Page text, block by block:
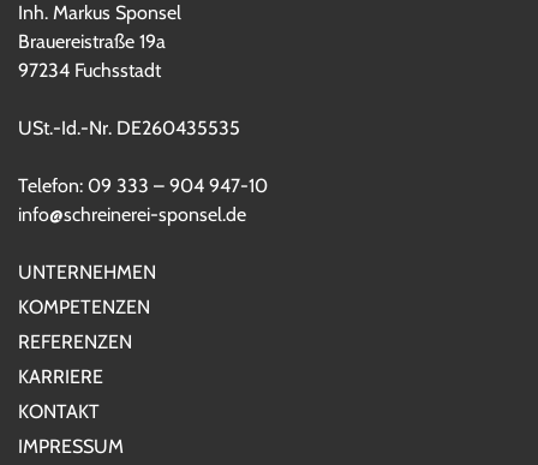
Inh. Markus Sponsel
Brauereistraße 19a
97234 Fuchsstadt
USt.-Id.-Nr. DE260435535
Telefon: 09 333 – 904 947-10
info@schreinerei-sponsel.de
UNTERNEHMEN
KOMPETENZEN
REFERENZEN
KARRIERE
KONTAKT
IMPRESSUM